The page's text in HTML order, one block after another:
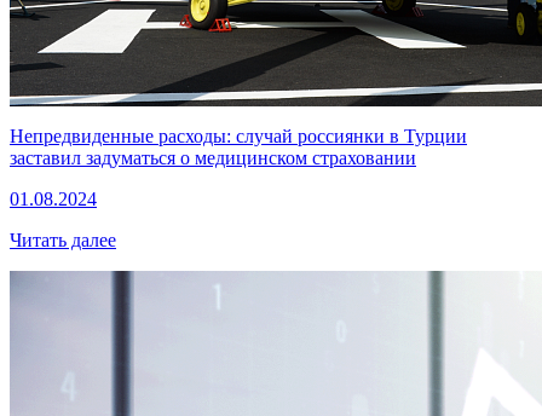
Непредвиденные расходы: случай россиянки в Турции
заставил задуматься о медицинском страховании
01.08.2024
Читать далее